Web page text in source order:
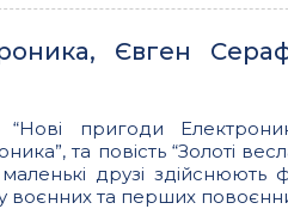
Євген
“Нові пригоди
та повість “Золоті
друзі здійснюють
та перших